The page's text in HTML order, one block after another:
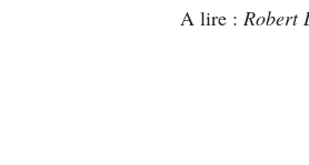
A lire : Robert